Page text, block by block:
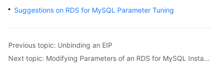
Getting
Kernels
Suggestions on RDS for MySQL Parameter Tuning
Previous topic: Unbinding an EIP
Next topic: Modifying Parameters of an RDS for MySQL Instance